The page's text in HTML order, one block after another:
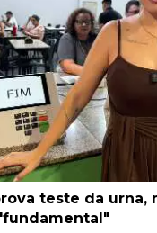
teste da urna,